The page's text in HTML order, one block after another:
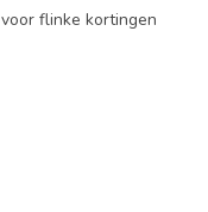
voor flinke kortingen